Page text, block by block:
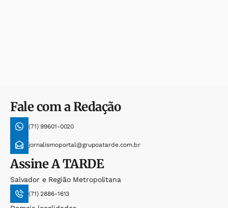
Fale com a Redação
(71) 99601-0020
jornalismoportal@grupoatarde.com.br
AssineA TARDE
Salvador e Região Metropolitana
(71) 2886-1613